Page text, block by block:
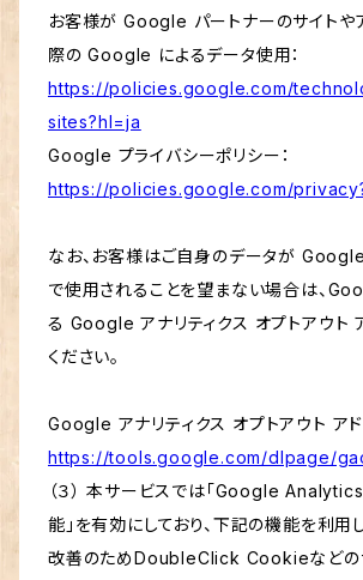
お客様が Google パートナーのサイトや
際の Google によるデータ使用：
https://policies.google.com/
sites?hl=ja
Google プライバシーポリシー：
https://policies.google.com/
なお、お客様はご自身のデータが Google
で使用されることを望まない場合は、
る Google アナリティクス オプトアウト
ください。
Google アナリティクス オプトアウト アド
https://tools.google.com/dlpage/
（３） 本サービスでは「Google
能」を有効にしており、下記の機能を利用
改善のためDoubleClick Cookieなどの